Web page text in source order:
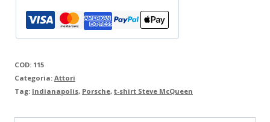
COD: 115
Categoria: Attori
Tag: Indianapolis, Porsche, t-shirt Steve McQueen